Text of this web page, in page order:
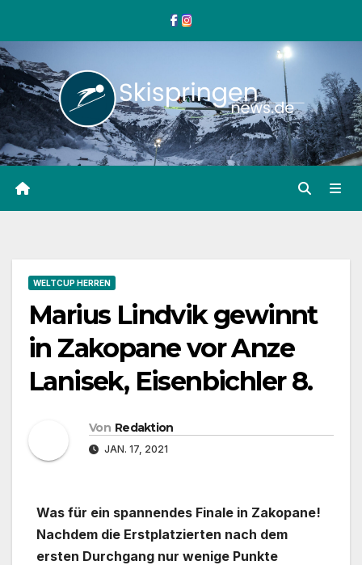
springen
WELTCUP HERREN
Marius Lindvik gewinnt
in Zakopane vor Anze
Lanisek, Eisenbichler 8.
Von Redaktion
JAN. 17, 2021
Was für ein spannendes Finale in Zakopane!
Nachdem die Erstplatzierten nach dem
ersten Durchgang nur wenige Punkte